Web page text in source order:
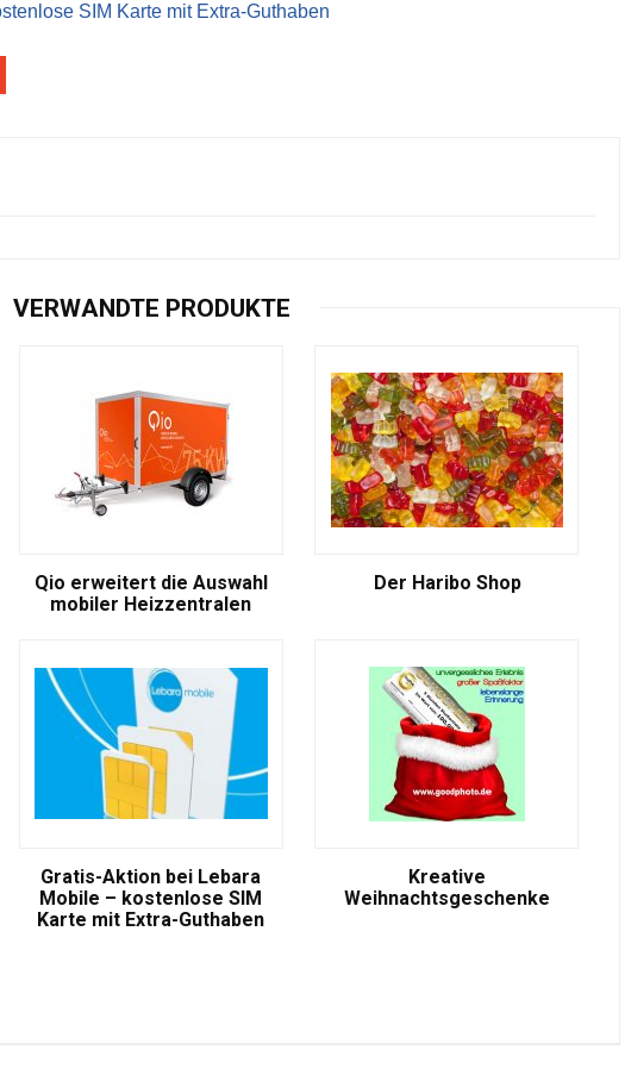
SIM Karte mit Extra-Guthaben
VERWANDTE PRODUKTE
Qio erweitert die Auswahl
mobiler Heizzentralen
Der Haribo Shop
Gratis-Aktion bei Lebara
Mobile – kostenlose SIM
Karte mit Extra-Guthaben
Kreative
Weihnachtsgeschenke